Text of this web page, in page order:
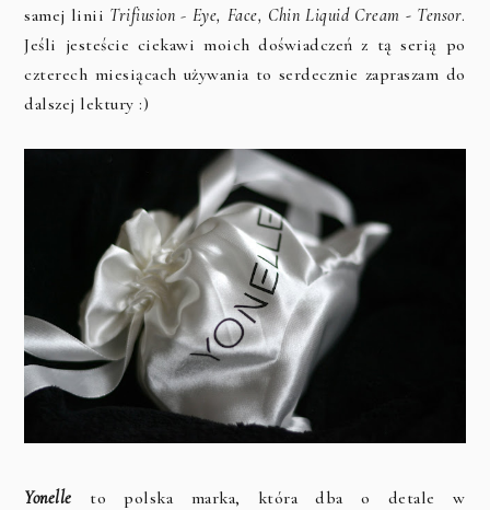
samej linii Trifiusion - Eye, Face, Chin Liquid Cream - Tensor.
Jeśli jesteście ciekawi moich doświadczeń z tą serią po
czterech miesiącach używania to serdecznie zapraszam do
dalszej lektury :)
Yonelle to polska marka, która dba o detale w